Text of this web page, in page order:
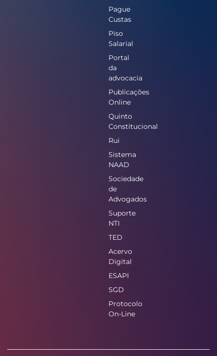
Pague
Custas
Piso
Salarial
Portal
da
advocacia
Publicações
Online
Quinto
Constitucional
Rui
Sistema
NAAD
Sociedade
de
Advogados
Suporte
NTI
TED
Acervo
Digital
ESAPI
SGD
Protocolo
On-Line